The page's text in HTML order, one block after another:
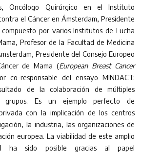
Oncólogo Quirúrgico en el Instituto
el Cáncer en Ámsterdam, Presidente
por varios Institutos de Lucha
Profesor de la Facultad de Medicina
Presidente del Consejo Europeo
de Mama (European Breast Cancer
co-responsable del ensayo MINDACT:
de la colaboración de múltiples
grupos. Es un ejemplo perfecto de
con la implicación de los centros
la industria, las organizaciones de
europea. La viabilidad de este amplio
ha sido posible gracias al papel